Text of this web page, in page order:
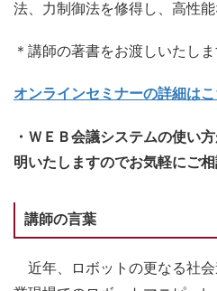
法、力制御法を修得し、高性
＊講師の著書をお渡しいたし
オンラインセミナーの詳細はこ
・ＷＥＢ会議システムの使い
明いたしますのでお気軽にご相
講師の言葉
近年、ロボットの更なる社